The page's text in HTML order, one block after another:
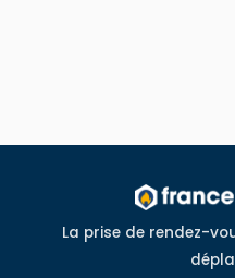
La prise de rendez-